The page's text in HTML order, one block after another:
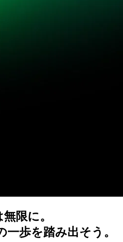
無限に。
一歩を踏み出そう。